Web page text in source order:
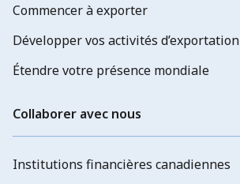
Commencer à exporter
Développer vos activités d’exportation
Étendre votre présence mondiale
Collaborer avec nous
Institutions financières canadiennes